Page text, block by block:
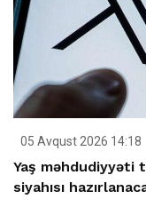
05 Avqust 2026 14:18
Yaş məhdudiyyəti
siyahısı